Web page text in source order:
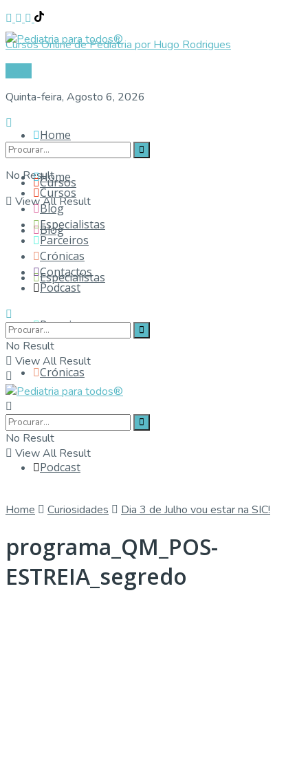
Cursos Online de Pediatria por Hugo Rodrigues
Quinta-feira, Agosto 6, 2026
No Result
View All Result
Home
Cursos
Blog
Especialistas
Parceiros
Crónicas
Contactos
Podcast
Home
Cursos
Blog
Especialistas
Parceiros
Crónicas
Contactos
Podcast
No Result
View All Result
No Result
View All Result
Home Curiosidades Dia 3 de Julho vou estar na SIC!
programa_QM_POS-
ESTREIA_segredo